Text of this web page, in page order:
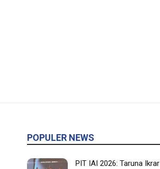
POPULER NEWS
PIT IAI 2026: Taruna Ikrar